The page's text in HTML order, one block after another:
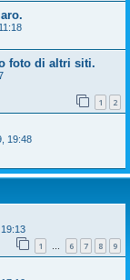
foto di altri siti.
1 2
19:48
1 … 6 7 8 9